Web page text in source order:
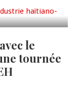
le
tournée